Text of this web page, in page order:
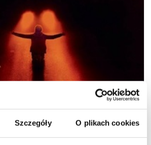
Szczegóły O plikach cookies